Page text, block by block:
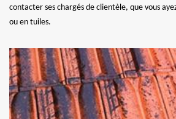
contacter ses chargés de clientèle, que vous
ou en tuiles.